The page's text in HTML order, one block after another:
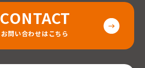
CONTACT
お問い合わせはこちら